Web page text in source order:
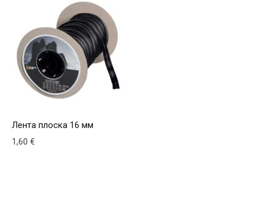
Лента плоска 16 мм
1,60 €